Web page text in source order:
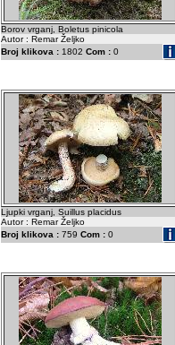
Borov vrganj, Boletus pinicola
Autor : Remar Željko
Broj klikova : 1802 Com : 0
Ljupki vrganj, Suillus placidus
Autor : Remar Željko
Broj klikova : 759 Com : 0